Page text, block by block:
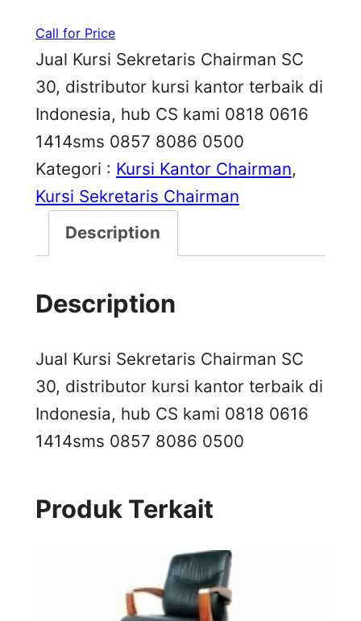
Call for Price
Jual Kursi Sekretaris Chairman SC
30, distributor kursi kantor terbaik di
Indonesia, hub CS kami 0818 0616
1414sms 0857 8086 0500
Kategori : Kursi Kantor Chairman
Kursi Sekretaris Chairman
Description
Description
Jual Kursi Sekretaris Chairman SC
30, distributor kursi kantor terbaik di
Indonesia, hub CS kami 0818 0616
1414sms 0857 8086 0500
Produk Terkait